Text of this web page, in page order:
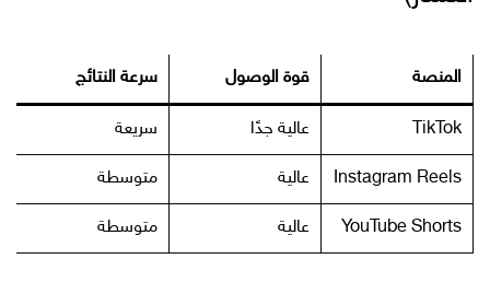
المنصة قوة الوصول سرعة النتائج
TikTok عالية جدًا سريعة
Instagram Reels عالية متوسطة
YouTube Shorts عالية متوسطة